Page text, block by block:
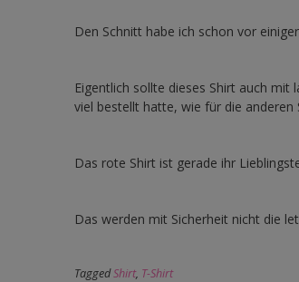
Den Schnitt habe ich schon vor
Eigentlich sollte dieses Shirt auch
viel bestellt hatte, wie für die anderen
Das rote Shirt ist gerade ihr
Das werden mit Sicherheit nicht die
TaggedShirt, T-Shirt